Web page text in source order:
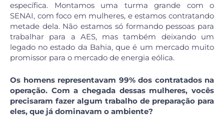
específica. Montamos uma turma grande com o
SENAI, com foco em mulheres, e estamos contratando
metade dela. Não estamos só formando pessoas para
trabalhar para a AES, mas também deixando um
legado no estado da Bahia, que é um mercado muito
promissor para o mercado de energia eólica.
Os homens representavam 99% dos contratados na
operação. Com a chegada dessas mulheres, vocês
precisaram fazer algum trabalho de preparação para
eles, que já dominavam o ambiente?